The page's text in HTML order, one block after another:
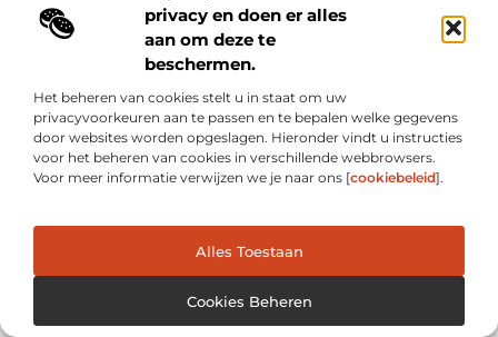
privacy en doen er alles
aan om deze te
beschermen.
Het beheren van cookies stelt u in staat om uw
privacyvoorkeuren aan te passen en te bepalen welke gegevens
door websites worden opgeslagen. Hieronder vindt u instructies
voor het beheren van cookies in verschillende webbrowsers.
Voor meer informatie verwijzen we je naar ons [cookiebeleid].
Alles Toestaan
Cookies Beheren
Bedrijven
BEDRIJVEN
zolders en maatwerk meubels